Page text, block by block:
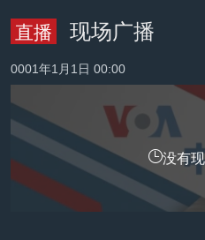
链
接
跳
转
到
美国
中国
台湾
港澳
国际
最新国际新闻
分类新闻
直播 现场广播
0001年1月1日 00:00
没有